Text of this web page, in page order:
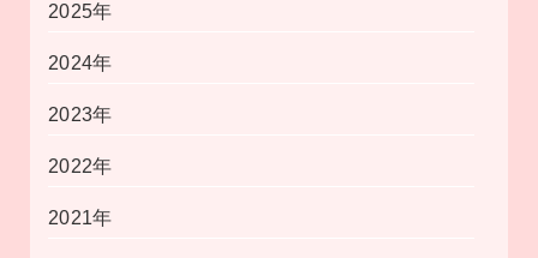
2025年
2024年
2023年
2022年
2021年